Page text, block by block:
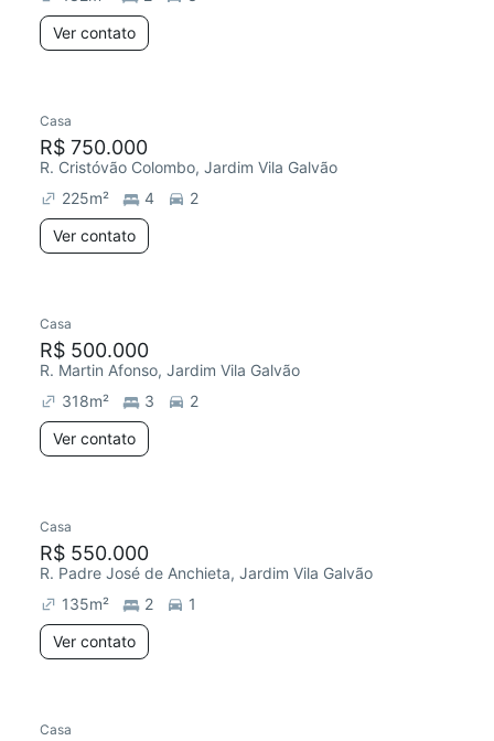
Ver contato
Casa
R$ 750.000
R. Cristóvão Colombo, Jardim Vila Galvão
225m² 4
2
Ver contato
Casa
R$ 500.000
R. Martin Afonso, Jardim Vila Galvão
318m² 3
2
Ver contato
Casa
R$ 550.000
R. Padre José de Anchieta, Jardim Vila Galvão
135m² 2
1
Ver contato
Casa